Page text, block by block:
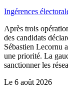
Ingérences
Après trois
des candidats
Sébastien Lecornu
une priorité. La
sanctionner les
Le 6 août 2026